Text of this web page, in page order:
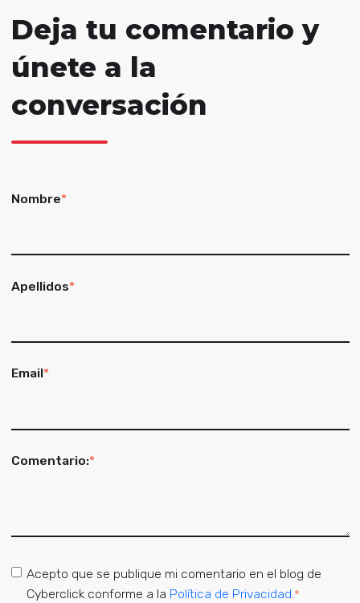
Deja tu comentario y
únete a la
conversación
Nombre*
Apellidos*
Email*
Comentario:*
Acepto que se publique mi comentario en el blog de
Cyberclick conforme a la Política de Privacidad *